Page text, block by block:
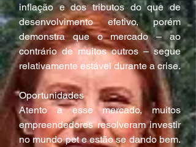
inflação e dos tributos do que de
desenvolvimento efetivo, porém
demonstra que o mercado – ao
contrário de muitos outros – segue
relativamente estável durante a crise.
Oportunidades
Atento a esse mercado, muitos
empreendedores resolveram investir
no mundo pet e estão se dando bem.